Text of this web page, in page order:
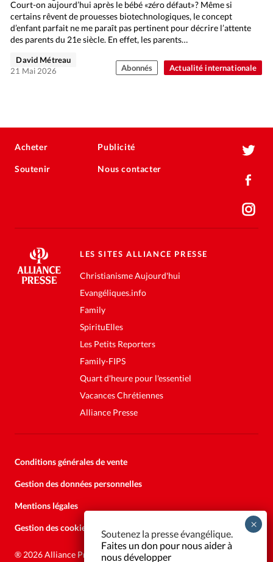
Actualité internationale
Court-on aujourd’hui après le bébé «zéro défaut» ? Même si
certains rêvent de prouesses biotechnologiques, le concept
d’enfant parfait ne me paraît pas pertinent pour décrire l’attente
des parents du 21e siècle. En effet, les parents…
David Métreau
21 Mai 2026
Abonnés
Acheter
Soutenir
Publicité
Nous contacter
LES SITES ALLIANCE PRESSE
Christianisme Aujourd'hui
Evangéliques.info
Family
SpirituElles
Les Petits Reporters
Family-FIPS
Quart d'heure pour l'essentiel
Vacances Chrétiennes
Alliance Presse
Conditions générales de vente
Gestion des données personnelles
Mentions légales
Gestion des cookies
® 2026 Alliance Presse
Soutenez la presse évangélique.
Faites un don pour nous aider à
nous développer